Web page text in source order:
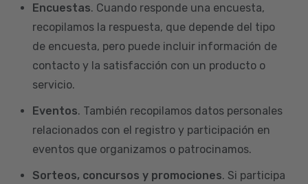
Encuestas. Cuando responde una encuesta,
recopilamos la respuesta, que depende del tipo
de encuesta, pero puede incluir información de
contacto y la satisfacción con un producto o
servicio.
Eventos. También recopilamos datos personales
relacionados con el registro y participación en
eventos que organizamos o patrocinamos.
Sorteos, concursos y promociones. Si participa